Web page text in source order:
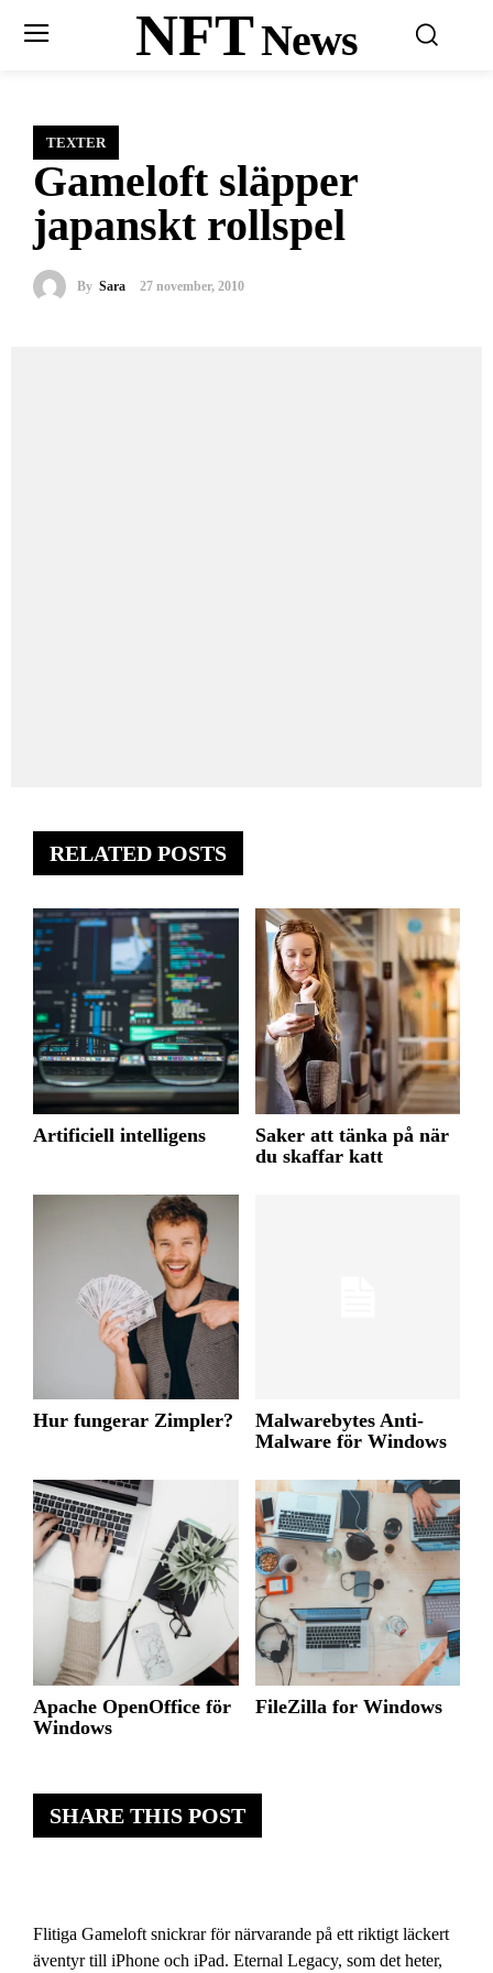
NFTNews
TEXTER
Gameloft släpper
japanskt rollspel
By Sara 27 november, 2010
SHARE THIS POST
Flitiga Gameloft snickrar för närvarande på ett riktigt läckert
äventyr till iPhone och iPad. Eternal Legacy, som det heter,
RELATED POSTS
Artificiell intelligens
Saker att tänka på när
du skaffar katt
Hur fungerar Zimpler?
Malwarebytes Anti-
Malware för Windows
Apache OpenOffice för
Windows
FileZilla for Windows